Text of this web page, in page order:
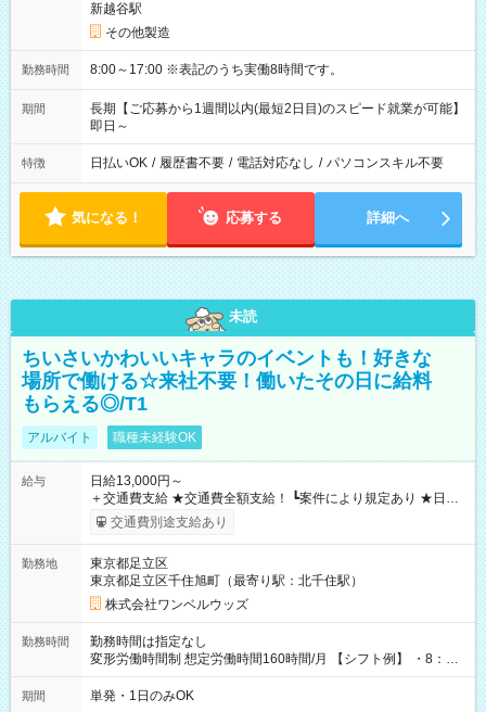
新越谷駅
その他製造
勤務時間 8:00～17:00 ※表記のうち実働8時間です。
期間
長期【ご応募から1週間以内(最短2日目)のスピード就業が可能】
即日～
特徴 日払いOK / 履歴書不要 / 電話対応なし / パソコンスキル不要
気になる！ 応募する 詳細へ
未読
ちいさいかわいいキャラのイベントも！好きな
場所で働ける☆来社不要！働いたその日に給料
もらえる◎/T1
アルバイト 職種未経験OK
給与
日給13,000円～
＋交通費支給 ★交通費全額支給！ ┗案件により規定あり ★日払
いOK！（規定あり） ┗働いたその日に現金GET♪ お仕事後はコ
ンビニATMから 日払い分を引き落とせます！ 【試用期間】試
交通費別途支給あり
勤務地
東京都足立区
東京都足立区千住旭町（最寄り駅：北千住駅）
株式会社ワンベルウッズ
勤務時間
勤務時間は指定なし
変形労働時間制 想定労働時間160時間/月 【シフト例】 ・8：00
～21：00
期間 単発・1日のみOK